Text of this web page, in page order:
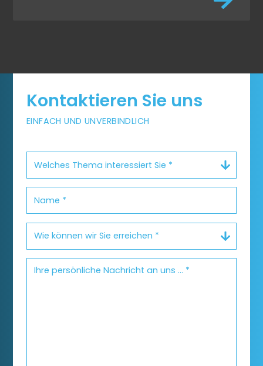
Kontaktieren Sie uns
EINFACH UND UNVERBINDLICH